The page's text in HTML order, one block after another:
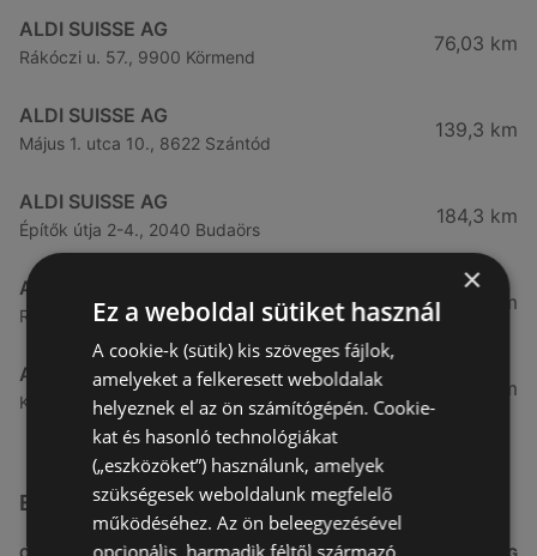
ALDI SUISSE AG
Rákóczi u. 57., 9900 Körmend
76,03 km
ALDI SUISSE AG
Május 1. utca 10., 8622 Szántód
139,3 km
ALDI SUISSE AG
Építők útja 2-4., 2040 Budaörs
184,3 km
ALDI SUISSE AG
Rákóczi út 38., 1039 Budapest
189,92 km
ALDI SUISSE AG
Kondorosi út 6., 1116 Budapest
191,04 km
Egyéb Szupermarketek üzletek a közelben
×
Ez a weboldal sütiket használ
A cookie-k (sütik) kis szöveges fájlok,
amelyeket a felkeresett weboldalak
helyeznek el az ön számítógépén. Cookie-
kat és hasonló technológiákat
(„eszközöket”) használunk, amelyek
szükségesek weboldalunk megfelelő
működéséhez. Az ön beleegyezésével
opcionális, harmadik féltől származó